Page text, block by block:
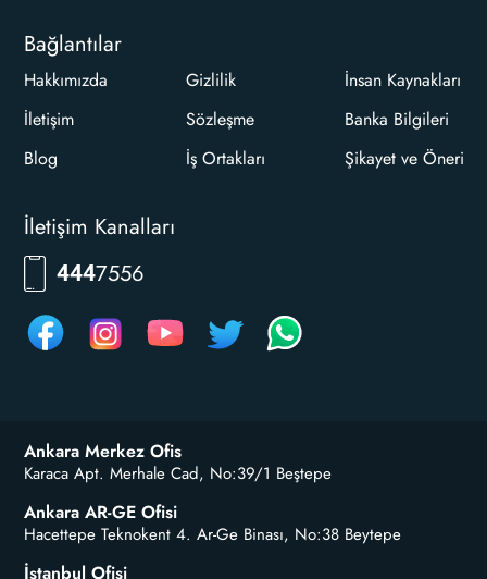
Bağlantılar
Hakkımızda
İletişim
Blog
Gizlilik
Sözleşme
İş Ortakları
İnsan Kaynakları
Banka Bilgileri
Şikayet ve Öneri
İletişim Kanalları
444RKLM
Ankara Merkez Ofis
Karaca Apt. Merhale Cad, No:39/1 Beştepe
Ankara AR-GE Ofisi
Hacettepe Teknokent 4. Ar-Ge Binası, No:38 Beytepe
İstanbul Ofisi